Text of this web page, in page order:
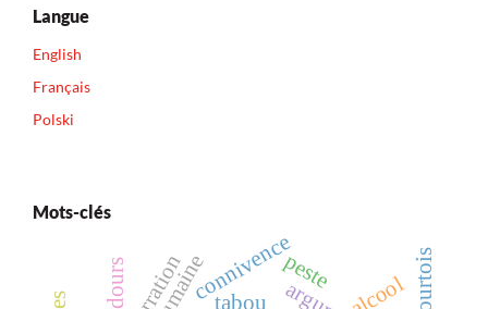
Langue
English
Français
Polski
Mots-clés
tabou
connivencepeste
narration alcool